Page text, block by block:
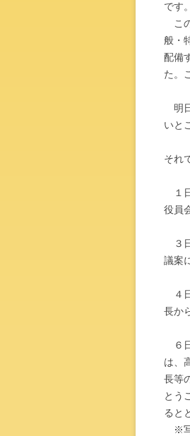
です。
こ
般・
配備
た。
明
いと
それ
１
役員
３
議案
４
長か
６
は、
長等
とう
ると
※写